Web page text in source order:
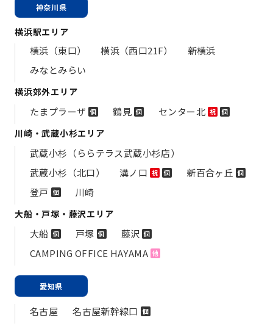
神奈川県
横浜駅エリア
横浜（東口） 横浜（西口21F）
新横浜
みなとみらい
横浜郊外エリア
たまプラーザ 個 鶴見 個 センター北 祝 個
川崎・武蔵小杉エリア
武蔵小杉（ららテラス武蔵小杉店）
武蔵小杉（北口）
溝ノ口 祝 個 新百合ヶ丘 個
登戸 個 川崎
大船・戸塚・藤沢エリア
大船 個 戸塚 個 藤沢 個
CAMPING OFFICE HAYAMA 他
愛知県
名古屋 名古屋新幹線口 個